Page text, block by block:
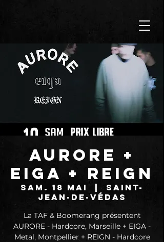
AURORE +
EIGA + REIGN
sam. 18 mai
Saint-
Jean-de-Védas
La TAF & Boomerang présentent
AURORE - Hardcore, Marseille + EIGA -
Metal, Montpellier + REIGN - Hardcore